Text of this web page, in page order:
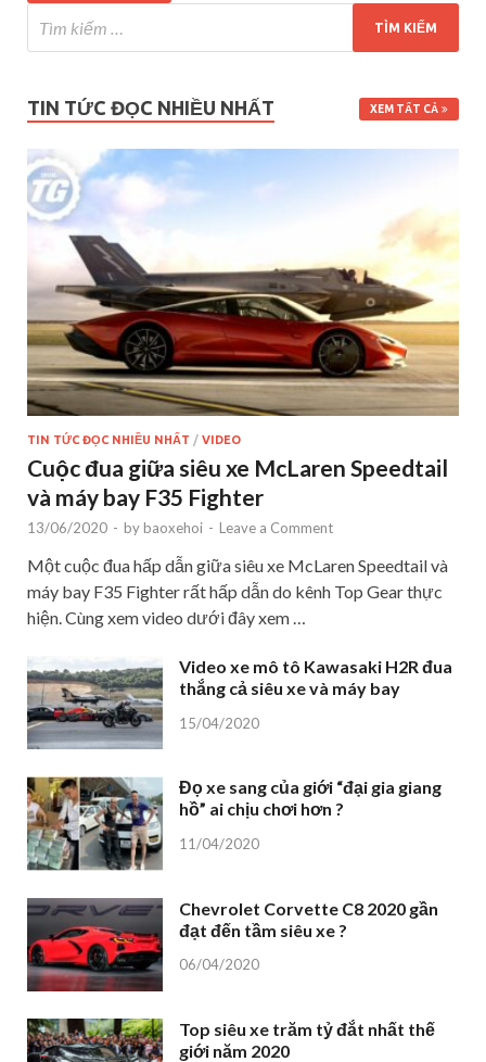
TIN TỨC ĐỌC NHIỀU NHẤT XEM TẤT CẢ
TIN TỨC ĐỌC NHIỀU NHẤT / VIDEO
Cuộc đua giữa siêu xe McLaren Speedtail
và máy bay F35 Fighter
13/06/2020 - by baoxehoi - Leave a Comment
Một cuộc đua hấp dẫn giữa siêu xe McLaren Speedtail và
máy bay F35 Fighter rất hấp dẫn do kênh Top Gear thực
hiện. Cùng xem video dưới đây xem …
Video xe mô tô Kawasaki H2R đua
thắng cả siêu xe và máy bay
15/04/2020
Đọ xe sang của giới “đại gia giang
hồ” ai chịu chơi hơn ?
11/04/2020
Chevrolet Corvette C8 2020 gần
đạt đến tầm siêu xe ?
06/04/2020
Top siêu xe trăm tỷ đắt nhất thế
giới năm 2020